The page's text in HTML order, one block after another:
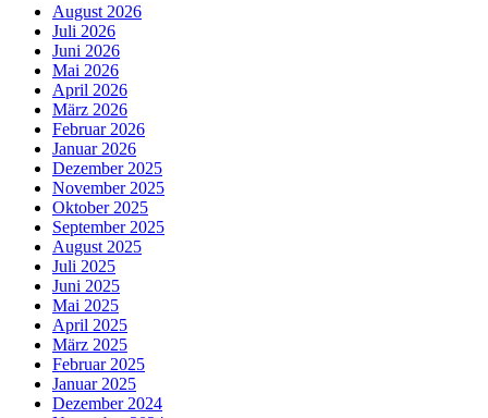
August 2026
Juli 2026
Juni 2026
Mai 2026
April 2026
März 2026
Februar 2026
Januar 2026
Dezember 2025
November 2025
Oktober 2025
September 2025
August 2025
Juli 2025
Juni 2025
Mai 2025
April 2025
März 2025
Februar 2025
Januar 2025
Dezember 2024